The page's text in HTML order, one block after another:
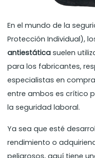
En el mundo de la
Protección Individual),
antiestática suelen
para los fabricantes,
especialistas en
entre ambos es crítico
la seguridad laboral.
Ya sea que esté
rendimiento o